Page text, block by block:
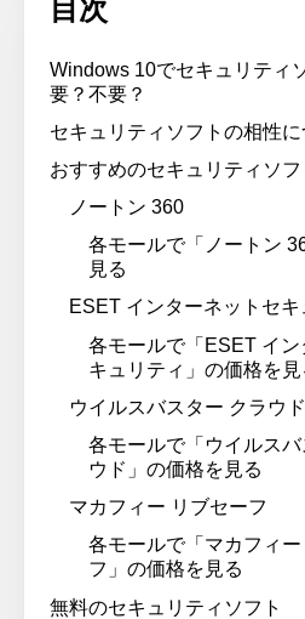
目次
Windows 10でセキュリティ
要？不要？
セキュリティソフトの相性に
おすすめのセキュリティソフ
ノートン 360
各モールで「ノートン
見る
ESET インターネットセキ
各モールで「ESET イン
キュリティ」の価格を見
ウイルスバスター クラウド
各モールで「ウイルスバ
ウド」の価格を見る
マカフィー リブセーフ
各モールで「マカフィ
フ」の価格を見る
無料のセキュリティソフト